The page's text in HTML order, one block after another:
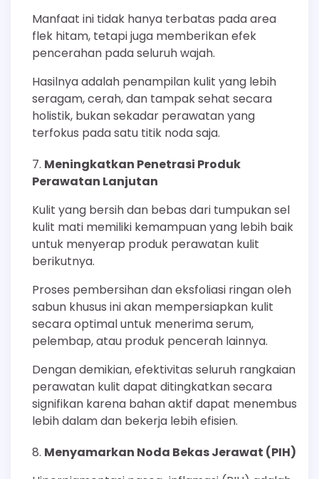
Manfaat ini tidak hanya terbatas pada area
flek hitam, tetapi juga memberikan efek
pencerahan pada seluruh wajah.
Hasilnya adalah penampilan kulit yang lebih
seragam, cerah, dan tampak sehat secara
holistik, bukan sekadar perawatan yang
terfokus pada satu titik noda saja.
Meningkatkan Penetrasi Produk
Perawatan Lanjutan
Kulit yang bersih dan bebas dari tumpukan sel
kulit mati memiliki kemampuan yang lebih baik
untuk menyerap produk perawatan kulit
berikutnya.
Proses pembersihan dan eksfoliasi ringan oleh
sabun khusus ini akan mempersiapkan kulit
secara optimal untuk menerima serum,
pelembap, atau produk pencerah lainnya.
Dengan demikian, efektivitas seluruh rangkaian
perawatan kulit dapat ditingkatkan secara
signifikan karena bahan aktif dapat menembus
lebih dalam dan bekerja lebih efisien.
Menyamarkan Noda Bekas Jerawat (PIH)